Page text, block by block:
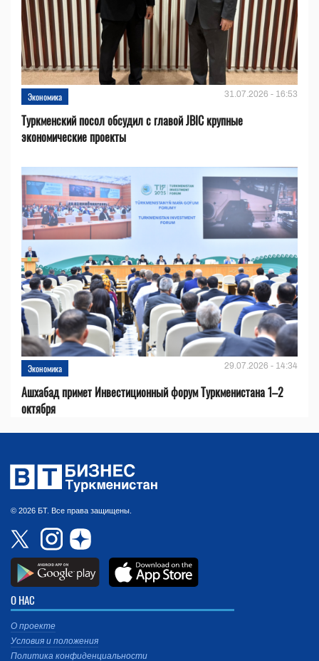
Экономика 31.07.2026 - 16:53
Туркменский посол обсудил с главой JBIC крупные
экономические проекты
Экономика 29.07.2026 - 14:34
Ашхабад примет Инвестиционный форум Туркменистана 1–2
октября
© 2026 БТ. Все права защищены.
О НАС
О проекте
Условия и положения
Политика конфиденциальности